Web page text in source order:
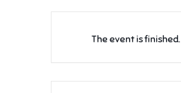
The event is finished.